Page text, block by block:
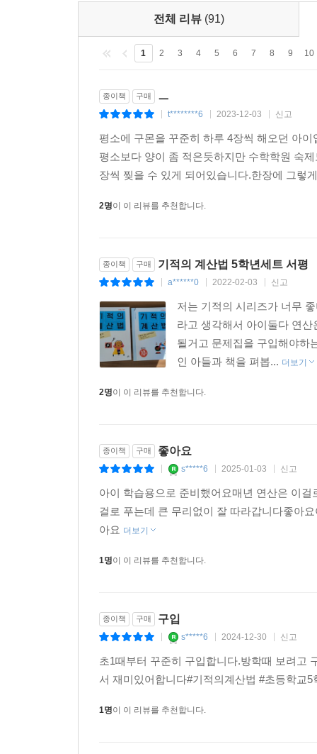
전체 리뷰 (91)
1 2 3 4 5 6 7 8 9 10
종이책 구매 ㅡ
t********6 2023-12-03 신고
평소에 구몬을 꾸준히 하루 4장씩 해오던 아
평소보다 양이 좀 적은듯하지만 수학학원 숙
장씩 찢을 수 있게 되어있습니다.한장에 그렇
2명이 이 리뷰를 추천합니다.
종이책 구매 기적의 계산법 5학년세트 서평
a******0 2022-02-03 신고
저는 기적의 시리즈가 너무
라고 생각해서 아이둘다 연
될거고 문제집을 구입해야하
인 아들과 책을 펴봅... 더보기
2명이 이 리뷰를 추천합니다.
종이책 구매 좋아요
s*****6 2025-01-03 신고
아이 학습용으로 준비했어요매년 연산은 이
걸로 푸는데 큰 무리없이 잘 따라갑니다좋아
아요 더보기
1명이 이 리뷰를 추천합니다.
종이책 구매 구입
s*****6 2024-12-30 신고
초1때부터 꾸준히 구입합니다.방학때 보려고
서 재미있어합니다#기적의계산법 #초등학교
1명이 이 리뷰를 추천합니다.